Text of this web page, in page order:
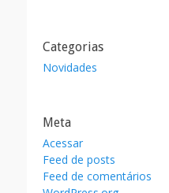
Categorias
Novidades
Meta
Acessar
Feed de posts
Feed de comentários